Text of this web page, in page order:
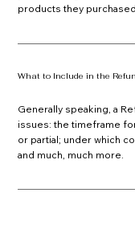
products they purchased.
What to Include in the
Generally speaking, a
issues: the timeframe
or partial; under which
and much, much more.